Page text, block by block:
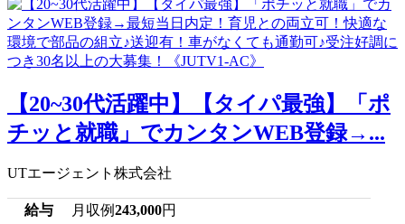
【20~30代活躍中】【タイパ最強】「ポ
チッと就職」でカンタンWEB登録→...
UTエージェント株式会社
給与 月収例243,000円